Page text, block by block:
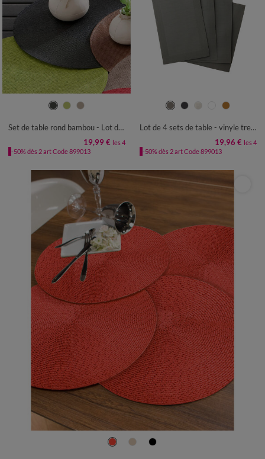
Set de table rond bambou - Lot de 4
19,99 € les 4
-50% dès 2 art Code 899013
Lot de 4 sets de table - vinyle tressé
19,96 € les 4
-50% dès 2 art Code 899013